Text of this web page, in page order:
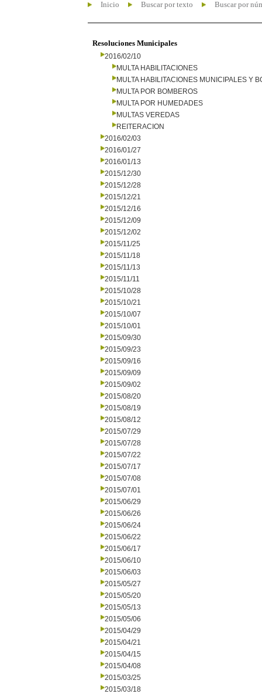
Inicio Buscar por texto Buscar por
Resoluciones Municipales
2016/02/10
MULTA HABILITACIONES
MULTA HABILITACIONES MUNICIPALES Y
MULTA POR BOMBEROS
MULTA POR HUMEDADES
MULTAS VEREDAS
REITERACION
2016/02/03
2016/01/27
2016/01/13
2015/12/30
2015/12/28
2015/12/21
2015/12/16
2015/12/09
2015/12/02
2015/11/25
2015/11/18
2015/11/13
2015/11/11
2015/10/28
2015/10/21
2015/10/07
2015/10/01
2015/09/30
2015/09/23
2015/09/16
2015/09/09
2015/09/02
2015/08/20
2015/08/19
2015/08/12
2015/07/29
2015/07/28
2015/07/22
2015/07/17
2015/07/08
2015/07/01
2015/06/29
2015/06/26
2015/06/24
2015/06/22
2015/06/17
2015/06/10
2015/06/03
2015/05/27
2015/05/20
2015/05/13
2015/05/06
2015/04/29
2015/04/21
2015/04/15
2015/04/08
2015/03/25
2015/03/18